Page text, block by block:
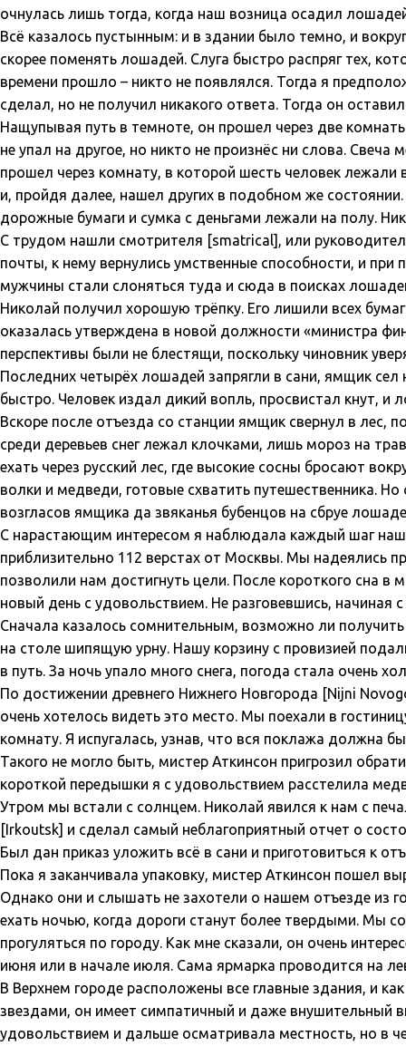
очнулась лишь тогда, когда наш возница осадил
Всё казалось пустынным: и в здании было темно, и
скорее поменять лошадей. Слуга быстро распряг тех,
времени прошло – никто не появлялся. Тогда я
сделал, но не получил никакого ответа. Тогда он
Нащупывая путь в темноте, он прошел через две
не упал на другое, но никто не произнёс ни слова.
прошел через комнату, в которой шесть человек лежали
и, пройдя далее, нашел других в подобном же
дорожные бумаги и сумка с деньгами лежали на полу.
С трудом нашли смотрителя [smatrical], или
почты, к нему вернулись умственные способности, и
мужчины стали слоняться туда и сюда в поисках
Николай получил хорошую трёпку. Его лишили всех
оказалась утверждена в новой должности «министра
перспективы были не блестящи, поскольку чиновник
Последних четырёх лошадей запрягли в сани, ямщик сел
быстро. Человек издал дикий вопль, просвистал кнут,
Вскоре после отъезда со станции ямщик свернул в лес,
среди деревьев снег лежал клочками, лишь мороз на
ехать через русский лес, где высокие сосны бросают
волки и медведи, готовые схватить путешественника.
возгласов ямщика да звяканья бубенцов на сбруе
С нарастающим интересом я наблюдала каждый шаг
приблизительно 112 верстах от Москвы. Мы надеялись
позволили нам достигнуть цели. После короткого сна
новый день с удовольствием. Не разговевшись,
Сначала казалось сомнительным, возможно ли
на столе шипящую урну. Нашу корзину с провизией
в путь. За ночь упало много снега, погода стала очень
По достижении древнего Нижнего Новгорода [Nijni
очень хотелось видеть это место. Мы поехали в
комнату. Я испугалась, узнав, что вся поклажа должна
Такого не могло быть, мистер Аткинсон пригрозил
короткой передышки я с удовольствием расстелила
Утром мы встали с солнцем. Николай явился к нам с
[Irkoutsk] и сделал самый неблагоприятный отчет о
Был дан приказ уложить всё в сани и приготовиться к
Пока я заканчивала упаковку, мистер Аткинсон пошел
Однако они и слышать не захотели о нашем отъезде из
ехать ночью, когда дороги станут более твердыми. Мы
прогуляться по городу. Как мне сказали, он очень
июня или в начале июля. Сама ярмарка проводится на
В Верхнем городе расположены все главные здания, и
звездами, он имеет симпатичный и даже внушительный
удовольствием и дальше осматривала местность, но